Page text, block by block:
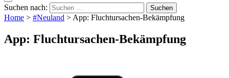
Suchen nach:
Home > #Neuland >App: Fluchtursachen-Bekämpfung
App: Fluchtursachen-Bekämpfung